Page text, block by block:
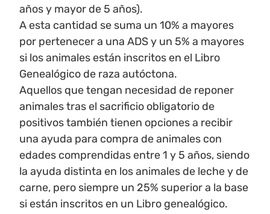
años y mayor de 5 años).
A esta cantidad se suma un 10% a mayores
por pertenecer a una ADS y un 5% a mayores
si los animales están inscritos en el Libro
Genealógico de raza autóctona.
Aquellos que tengan necesidad de reponer
animales tras el sacrificio obligatorio de
positivos también tienen opciones a recibir
una ayuda para compra de animales con
edades comprendidas entre 1 y 5 años, siendo
la ayuda distinta en los animales de leche y de
carne, pero siempre un 25% superior a la base
si están inscritos en un Libro genealógico.